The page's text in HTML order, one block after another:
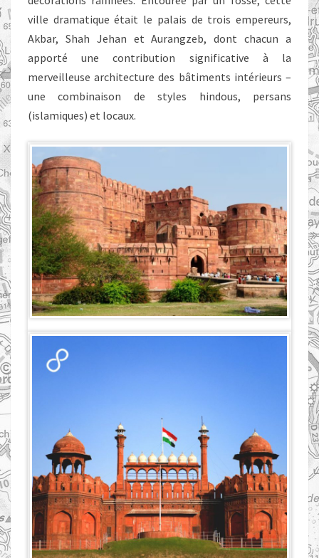
ville dramatique était le palais de trois empereurs,
Akbar, Shah Jehan et Aurangzeb, dont chacun a
apporté une contribution significative à la
merveilleuse architecture des bâtiments intérieurs –
une combinaison de styles hindous, persans
(islamiques) et locaux.